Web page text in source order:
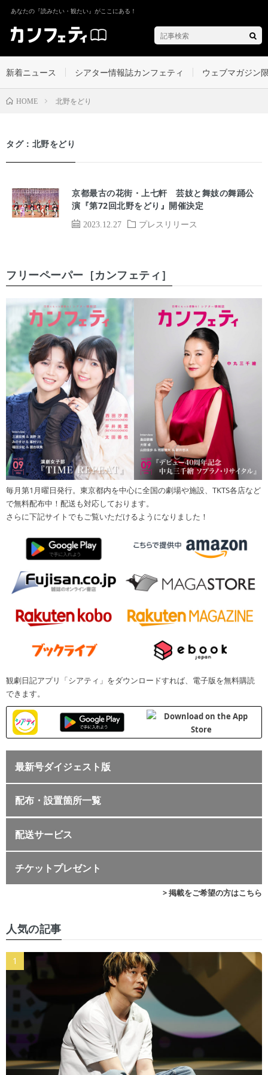
あなたの『読みたい・観たい』がここにある！
新着ニュース シアター情報誌カンフェティ ウェブマガジン
HOME 北野をどり
タグ：北野をどり
2023.12.27 プレスリリース
京都最古の花街・上七軒 芸妓と舞妓の舞踊公
演『第72回北野をどり』開催決定
フリーペーパー［カンフェティ］
毎月第1月曜日発行。東京都内を中心に全国の劇場や施設、TKTS各店など
で無料配布中！配送も対応しております。
さらに下記サイトでもご覧いただけるようになりました！
観劇日記アプリ「シアティ」をダウンロードすれば、電子版を無料購読
できます。
最新号ダイジェスト版
配布・設置箇所一覧
配送サービス
チケットプレゼント
> 掲載をご希望の方はこちら
人気の記事